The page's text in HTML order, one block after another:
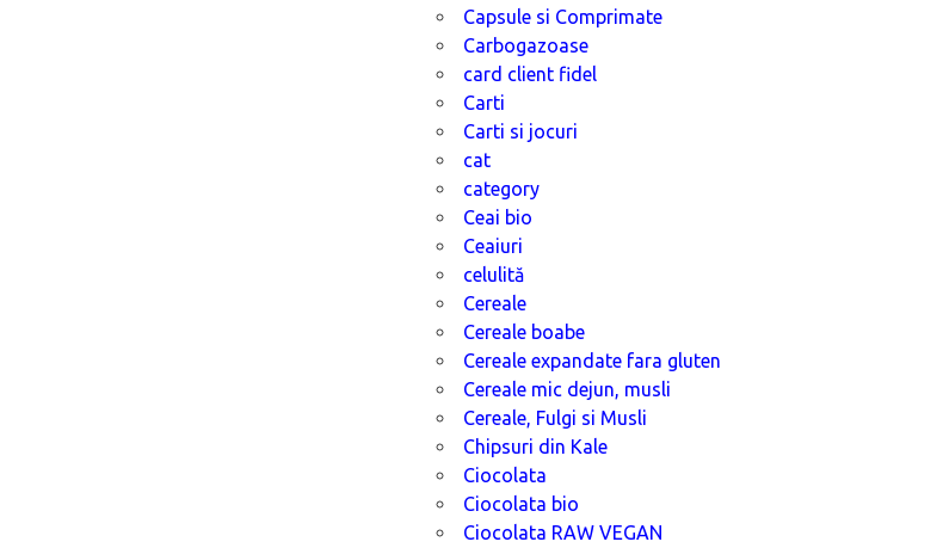
Capsule si Comprimate
Carbogazoase
card client fidel
Carti
Carti si jocuri
cat
category
Ceai bio
Ceaiuri
celulită
Cereale
Cereale boabe
Cereale expandate fara gluten
Cereale mic dejun, musli
Cereale, Fulgi si Musli
Chipsuri din Kale
Ciocolata
Ciocolata bio
Ciocolata RAW VEGAN